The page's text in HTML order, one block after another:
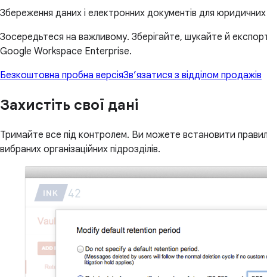
Збереження даних і електронних документів для
Зосередьтеся на важливому. Зберігайте, шукайте й
Google Workspace Enterprise.
Безкоштовна пробна версіяЗв’язатися з відділом продажів
Захистіть свої дані
Тримайте все під контролем. Ви можете встановити
вибраних організаційних підрозділів.